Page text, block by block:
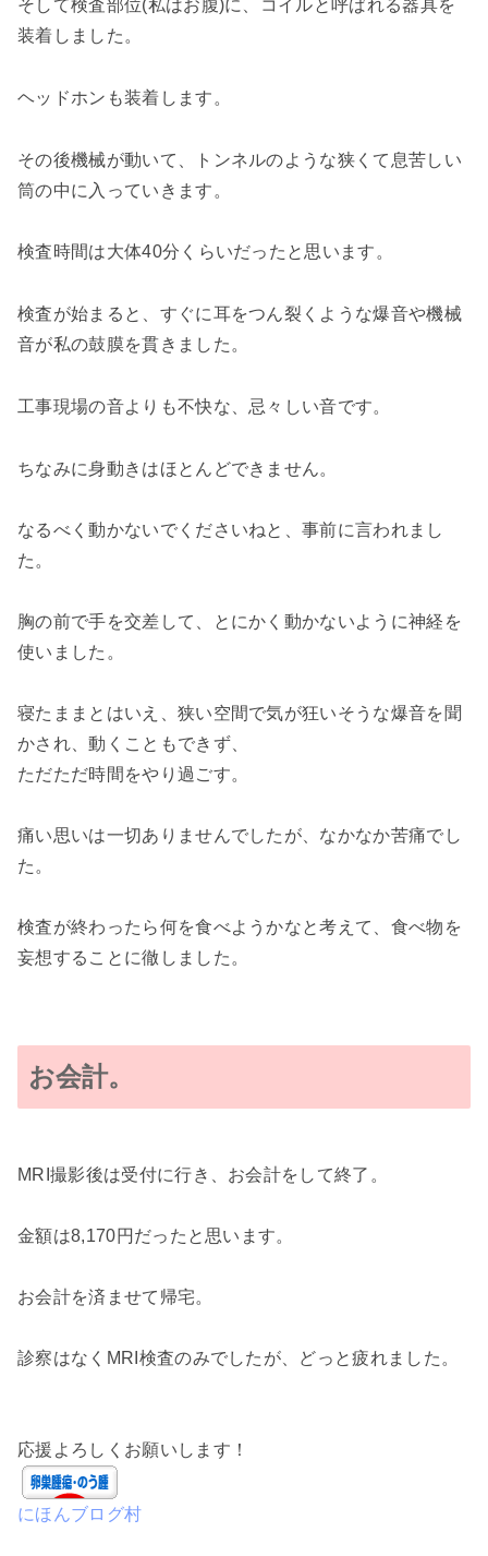
そして検査部位(私はお腹)に、コイルと呼ばれる器具を
装着しました。
ヘッドホンも装着します。
その後機械が動いて、トンネルのような狭くて息苦しい
筒の中に入っていきます。
検査時間は大体40分くらいだったと思います。
検査が始まると、すぐに耳をつん裂くような爆音や機械
音が私の鼓膜を貫きました。
工事現場の音よりも不快な、忌々しい音です。
ちなみに身動きはほとんどできません。
なるべく動かないでくださいねと、事前に言われまし
た。
胸の前で手を交差して、とにかく動かないように神経を
使いました。
寝たままとはいえ、狭い空間で気が狂いそうな爆音を聞
かされ、動くこともできず、
ただただ時間をやり過ごす。
痛い思いは一切ありませんでしたが、なかなか苦痛でし
た。
検査が終わったら何を食べようかなと考えて、食べ物を
妄想することに徹しました。
お会計。
MRI撮影後は受付に行き、お会計をして終了。
金額は8,170円だったと思います。
お会計を済ませて帰宅。
診察はなくMRI検査のみでしたが、どっと疲れました。
応援よろしくお願いします！
にほんブログ村